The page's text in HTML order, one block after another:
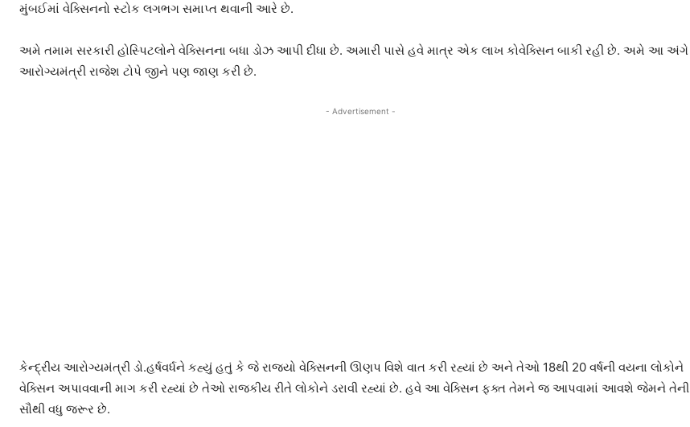
મુંબઈમાં વેક્સિનનો સ્ટોક લગભગ સમાપ્ત થવાની આરે છે.
અમે તમામ સરકારી હોસ્પિટલોને વેક્સિનના બધા ડોઝ આપી દીધા છે. અમારી પાસે હવે માત્ર એક લાખ કોવેક્સિન બાકી રહી છે. અમે આ અંગે
આરોગ્યમંત્રી રાજેશ ટોપે જીને પણ જાણ કરી છે.
- Advertisement -
કેન્દ્રીય આરોગ્યમંત્રી ડો.હર્ષવર્ધને કહ્યું હતું કે જે રાજ્યો વેક્સિનની ઊણપ વિશે વાત કરી રહ્યાં છે અને તેઓ 18થી 20 વર્ષની વયના લોકોને
વેક્સિન અપાવવાની માગ કરી રહ્યાં છે તેઓ રાજકીય રીતે લોકોને ડરાવી રહ્યાં છે. હવે આ વેક્સિન ફક્ત તેમને જ આપવામાં આવશે જેમને તેની
સૌથી વધુ જરૂર છે.